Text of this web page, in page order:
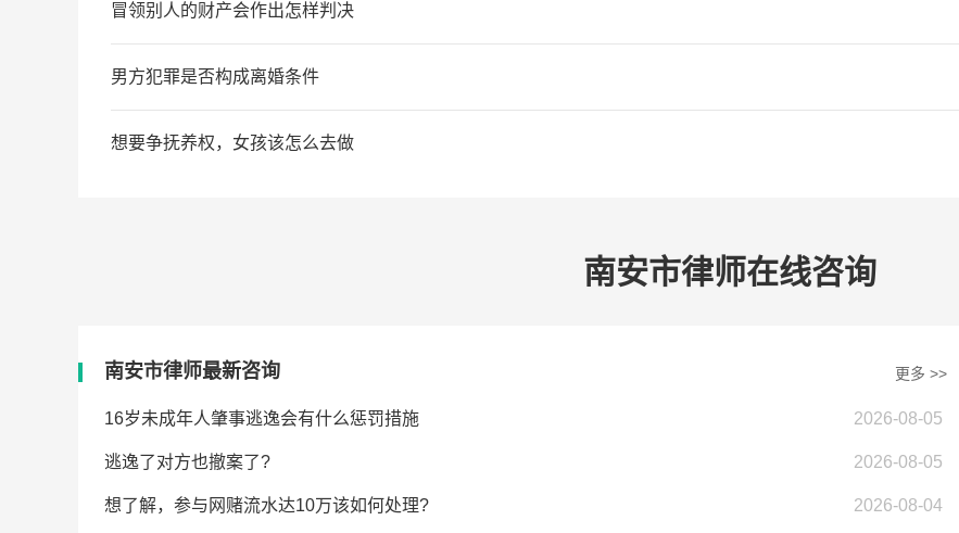
冒领别人的财产会作出怎样判决
冒领别人财产的判决需根据具体情况而定。若冒领行为构成侵占罪，数额较大且拒不退还的，处二年以下有期徒刑、拘役或者罚金；数额巨大或有其
他严重情节的，处二年以上五年以下有期徒刑，并处罚金。若构成诈骗罪，会依据诈骗金额，按刑法相关规定量刑。
男方犯罪是否构成离婚条件
男方犯罪构成离婚条件。根据法律规定，一方被依法判处长期徒刑，或其违法、犯罪行为严重伤害夫妻感情的，另一方有权提起离婚诉讼。法院在审
理这类案件时，会综合考量各种因素，若认定夫妻感情确已破裂，通常会判决准予离婚。
想要争抚养权，女孩该怎么去做
南安市律师在线咨询
更多 >>
南安市律师最新咨询
2026-08-05
16岁未成年人肇事逃逸会有什么惩罚措施
2026-08-05
逃逸了对方也撤案了?
2026-08-04
想了解，参与网赌流水达10万该如何处理?